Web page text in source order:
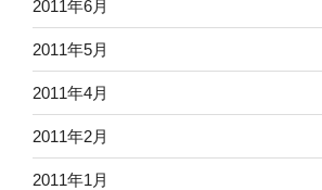
2011年6月
2011年5月
2011年4月
2011年2月
2011年1月